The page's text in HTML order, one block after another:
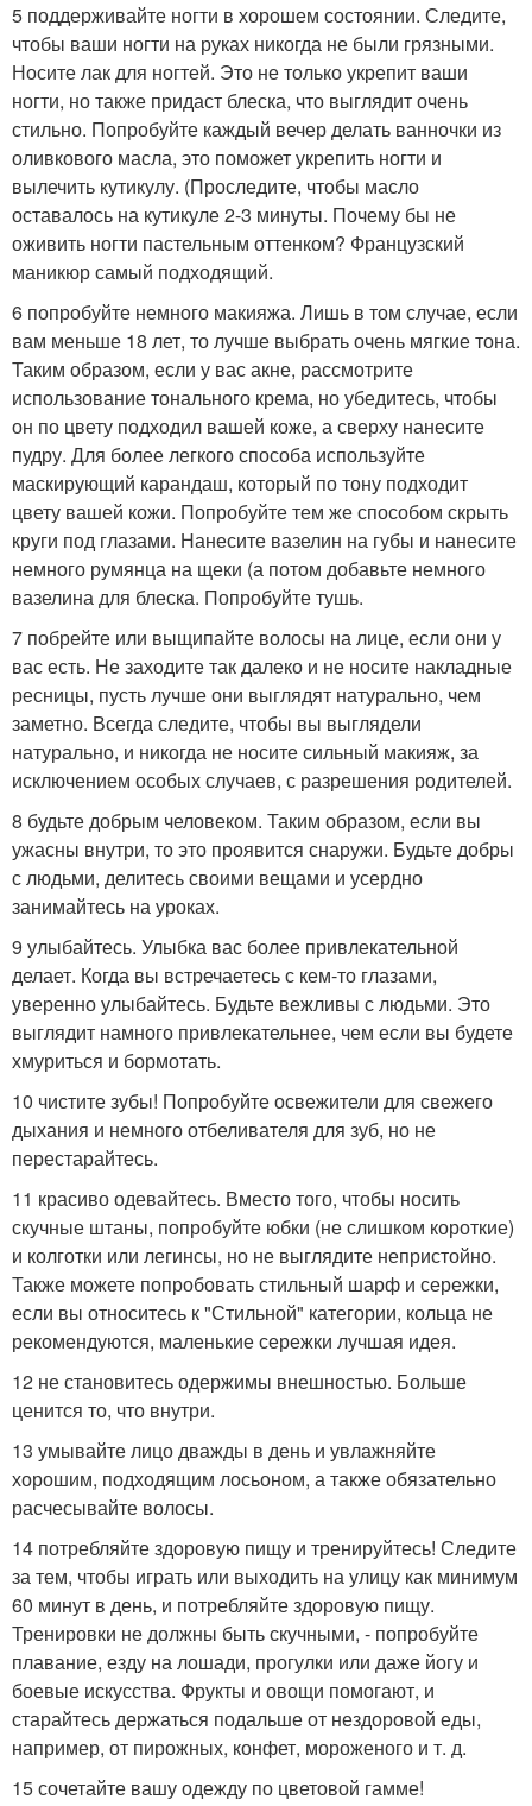
5 поддерживайте ногти в хорошем состоянии. Следите,
чтобы ваши ногти на руках никогда не были грязными.
Носите лак для ногтей. Это не только укрепит ваши
ногти, но также придаст блеска, что выглядит очень
стильно. Попробуйте каждый вечер делать ванночки из
оливкового масла, это поможет укрепить ногти и
вылечить кутикулу. (Проследите, чтобы масло
оставалось на кутикуле 2-3 минуты. Почему бы не
оживить ногти пастельным оттенком? Французский
маникюр самый подходящий.
6 попробуйте немного макияжа. Лишь в том случае, если
вам меньше 18 лет, то лучше выбрать очень мягкие тона.
Таким образом, если у вас акне, рассмотрите
использование тонального крема, но убедитесь, чтобы
он по цвету подходил вашей коже, а сверху нанесите
пудру. Для более легкого способа используйте
маскирующий карандаш, который по тону подходит
цвету вашей кожи. Попробуйте тем же способом скрыть
круги под глазами. Нанесите вазелин на губы и нанесите
немного румянца на щеки (а потом добавьте немного
вазелина для блеска. Попробуйте тушь.
7 побрейте или выщипайте волосы на лице, если они у
вас есть. Не заходите так далеко и не носите накладные
ресницы, пусть лучше они выглядят натурально, чем
заметно. Всегда следите, чтобы вы выглядели
натурально, и никогда не носите сильный макияж, за
исключением особых случаев, с разрешения родителей.
8 будьте добрым человеком. Таким образом, если вы
ужасны внутри, то это проявится снаружи. Будьте добры
с людьми, делитесь своими вещами и усердно
занимайтесь на уроках.
9 улыбайтесь. Улыбка вас более привлекательной
делает. Когда вы встречаетесь с кем-то глазами,
уверенно улыбайтесь. Будьте вежливы с людьми. Это
выглядит намного привлекательнее, чем если вы будете
хмуриться и бормотать.
10 чистите зубы! Попробуйте освежители для свежего
дыхания и немного отбеливателя для зуб, но не
перестарайтесь.
11 красиво одевайтесь. Вместо того, чтобы носить
скучные штаны, попробуйте юбки (не слишком короткие)
и колготки или легинсы, но не выглядите непристойно.
Также можете попробовать стильный шарф и сережки,
если вы относитесь к "Стильной" категории, кольца не
рекомендуются, маленькие сережки лучшая идея.
12 не становитесь одержимы внешностью. Больше
ценится то, что внутри.
13 умывайте лицо дважды в день и увлажняйте
хорошим, подходящим лосьоном, а также обязательно
расчесывайте волосы.
14 потребляйте здоровую пищу и тренируйтесь! Следите
за тем, чтобы играть или выходить на улицу как минимум
60 минут в день, и потребляйте здоровую пищу.
Тренировки не должны быть скучными, - попробуйте
плавание, езду на лошади, прогулки или даже йогу и
боевые искусства. Фрукты и овощи помогают, и
старайтесь держаться подальше от нездоровой еды,
например, от пирожных, конфет, мороженого и т. д.
15 сочетайте вашу одежду по цветовой гамме!